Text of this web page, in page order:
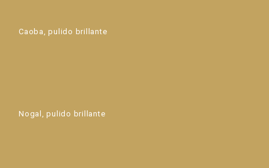
Caoba, pulido brillante
Nogal, pulido brillante